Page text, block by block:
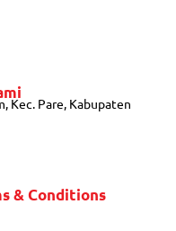
Kec. Pare, Kabupaten
& Conditions